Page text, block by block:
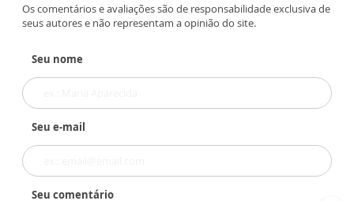
Os comentários e avaliações são de responsabilidade exclusiva de
seus autores e não representam a opinião do site.
Seu nome
Seu e-mail
Seu comentário